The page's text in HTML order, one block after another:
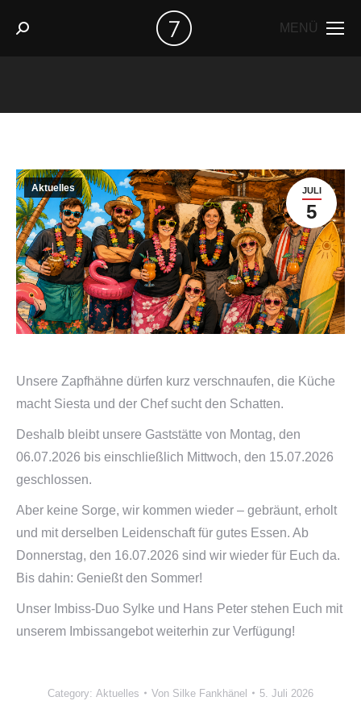
MENÜ
Search:
JULI
5
Aktuelles
Unsere Zapfhähne dürfen kurz verschnaufen, die Küche
macht Siesta und der Chef sucht den Schatten.
Deshalb bleibt unsere Gaststätte von Montag, den
06.07.2026 bis einschließlich Mittwoch, den 15.07.2026
geschlossen.
Aber keine Sorge, wir kommen wieder – gebräunt, erholt
und mit derselben Leidenschaft für gutes Essen. Ab
Donnerstag, den 16.07.2026 sind wir wieder für Euch da.
Bis dahin: Genießt den Sommer!
Unser Imbiss-Duo Sylke und Hans Peter stehen Euch mit
unserem Imbissangebot weiterhin zur Verfügung!
Category: Aktuelles Von Silke Fankhänel 5. Juli 2026